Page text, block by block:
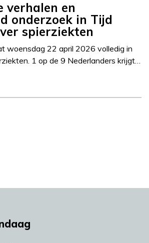
verhalen en
onderzoek in Tijd
spierziekten
woensdag 22 april 2026 volledig in
1 op de 9 Nederlanders krijgt…